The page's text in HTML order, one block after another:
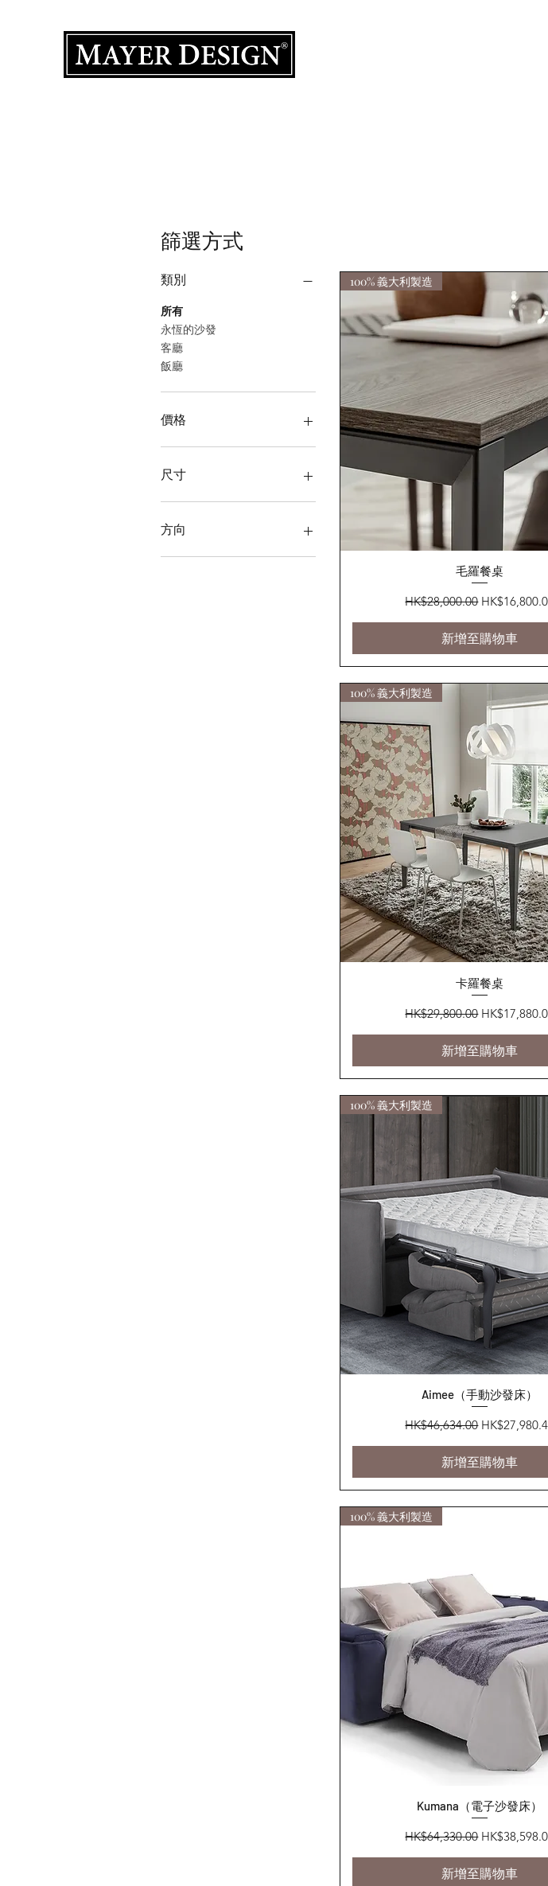
篩選方式
類別
所有
永恆的沙發
客廳
飯廳
價格
HK$3,990
尺寸
+50(分機)
2 座
2座2坐墊
方向
門向右打開
快速瀏覽
100% 義大利製造
毛羅餐桌
一般價格
HK$28,000.00 促銷價格
新增至購物車
快速瀏覽
100% 義大利製造
卡羅餐桌
一般價格
HK$29,800.00 促銷價格
新增至購物車
快速瀏覽
100% 義大利製造
Aimee（手動沙發床）
一般價格
HK$46,634.00 促銷價格
新增至購物車
快速瀏覽
100% 義大利製造
Kumana（電子沙發床）
一般價格
HK$64,330.00 促銷價格
新增至購物車